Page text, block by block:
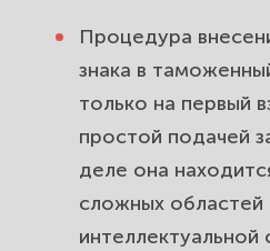
Подготовка
органами:
вас.
Обеспечение
внесении в
Процедура
знака в
только на первый
простой подачей
деле она
сложных областей
интеллектуальной